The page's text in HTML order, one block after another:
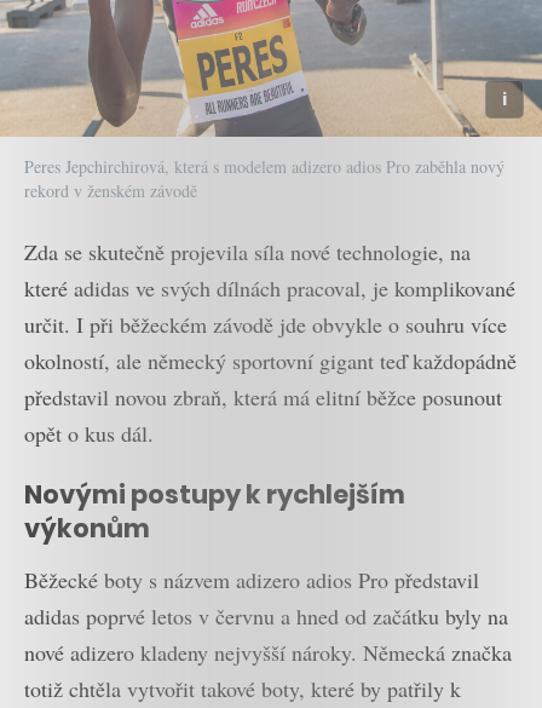
Peres Jepchirchirová, která s modelem adizero adios Pro zaběhla nový
rekord v ženském závodě
Zda se skutečně projevila síla nové technologie, na
které adidas ve svých dílnách pracoval, je komplikované
určit. I při běžeckém závodě jde obvykle o souhru více
okolností, ale německý sportovní gigant teď každopádně
představil novou zbraň, která má elitní běžce posunout
opět o kus dál.
Novými postupy k rychlejším
výkonům
Běžecké boty s názvem adizero adios Pro představil
adidas poprvé letos v červnu a hned od začátku byly na
nové adizero kladeny nejvyšší nároky. Německá značka
totiž chtěla vytvořit takové boty, které by patřily k